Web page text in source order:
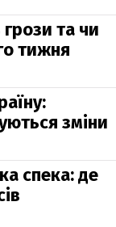
та чи
тижня
зміни
спека: де